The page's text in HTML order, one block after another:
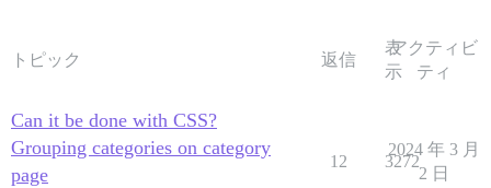
トピック 返信
表
示
アクティビ
ティ
Can it be done with CSS?
Grouping categories on category
page
12 3272
2024 年 3 月
2 日